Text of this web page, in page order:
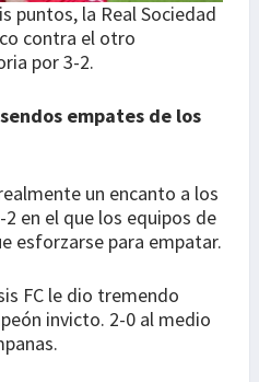
puntos, la Real Sociedad
contra el otro
por 3-2.
empates de los
un encanto a los
en el que los equipos de
esforzarse para empatar.
FC le dio tremendo
invicto. 2-0 al medio